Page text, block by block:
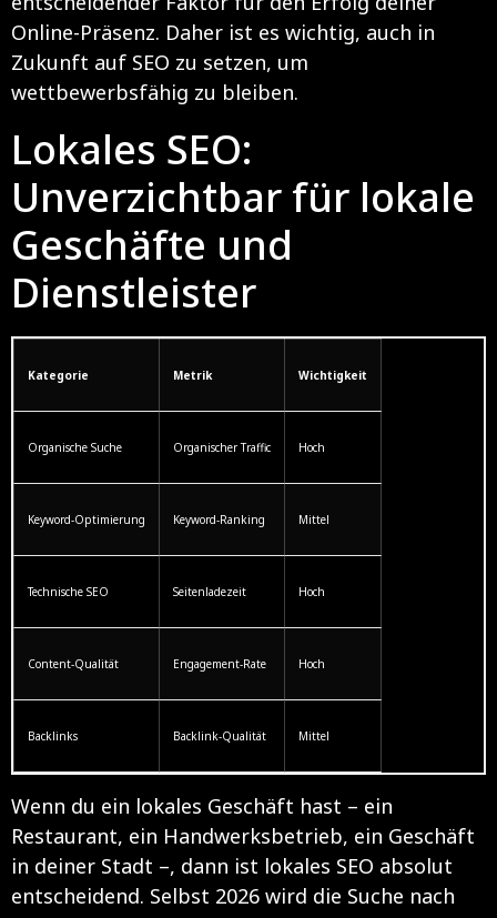
Online-Präsenz. Daher ist es wichtig, auch in
Zukunft auf SEO zu setzen, um
wettbewerbsfähig zu bleiben.
Lokales SEO:
Unverzichtbar für lokale
Geschäfte und
Dienstleister
Kategorie Metrik Wichtigkeit
Organische Suche Organischer Traffic Hoch
Keyword-Optimierung Keyword-Ranking Mittel
Technische SEO Seitenladezeit Hoch
Content-Qualität Engagement-Rate Hoch
Backlinks Backlink-Qualität Mittel
Wenn du ein lokales Geschäft hast – ein
Restaurant, ein Handwerksbetrieb, ein Geschäft
in deiner Stadt –, dann ist lokales SEO absolut
entscheidend. Selbst 2026 wird die Suche nach